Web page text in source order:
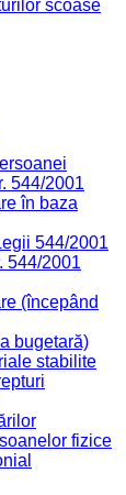
scoase
544/2001
în baza
544/2001
544/2001
(începând
bugetară)
stabilite
fizice